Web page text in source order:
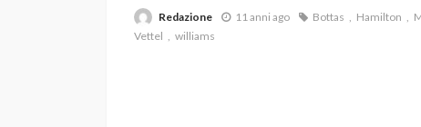
Redazione 11 anni ago Bottas Hamilton
Vettel
williams